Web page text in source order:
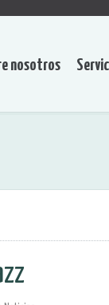
nosotros